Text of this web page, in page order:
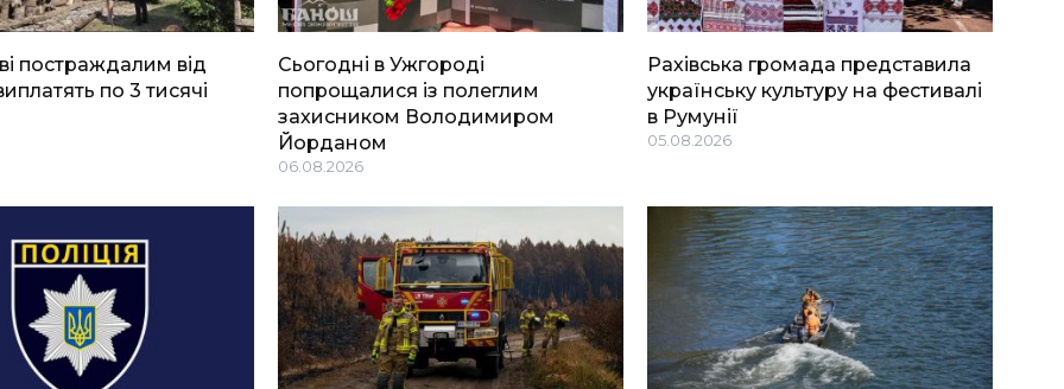
постраждалим від
по 3 тисячі
Сьогодні в Ужгороді
попрощалися із полеглим
захисником Володимиром
Йорданом
06.08.2026
Рахівська громада представила
українську культуру на фестивалі
в Румунії
05.08.2026